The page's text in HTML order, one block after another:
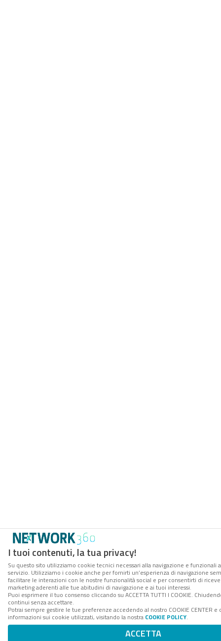
I tuoi contenuti, la tua privacy!
Su questo sito utilizziamo cookie tecnici necessari alla navigazione e funzionali
servizio. Utilizziamo i cookie anche per fornirti un’esperienza di navigazione
facilitare le interazioni con le nostre funzionalità social e per consentirti di
marketing aderenti alle tue abitudini di navigazione e ai tuoi interessi.
Puoi esprimere il tuo consenso cliccando su ACCETTA TUTTI I COOKIE.
continui senza accettare.
Potrai sempre gestire le tue preferenze accedendo al nostro COOKIE CENTER
informazioni sui cookie utilizzati, visitando la nostra COOKIE POLICY.
ACCETTA